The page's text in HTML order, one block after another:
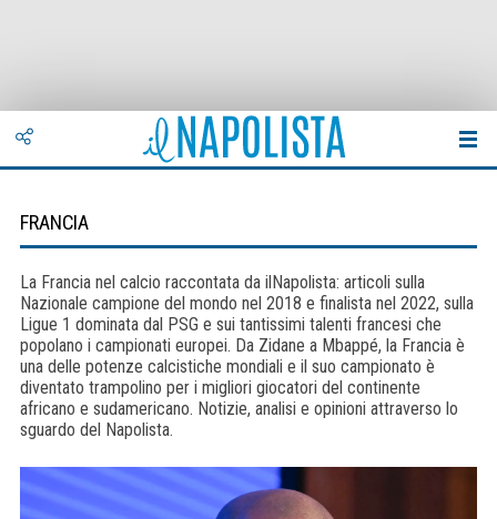
FRANCIA
La Francia nel calcio raccontata da ilNapolista: articoli sulla
Nazionale campione del mondo nel 2018 e finalista nel 2022, sulla
Ligue 1 dominata dal PSG e sui tantissimi talenti francesi che
popolano i campionati europei. Da Zidane a Mbappé, la Francia è
una delle potenze calcistiche mondiali e il suo campionato è
diventato trampolino per i migliori giocatori del continente
africano e sudamericano. Notizie, analisi e opinioni attraverso lo
sguardo del Napolista.